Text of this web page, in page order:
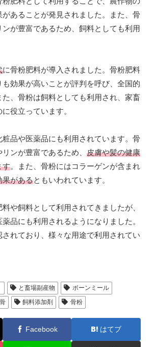
あることが発見されました。また、骨
が豊富であるため、飼料としても利用
に骨粉肥料が導入されました。骨粉肥料
効果が高いことが評判を呼び、全国的
、骨粉は飼料としても利用され、家畜
役立っています。
品や医薬品にも利用されています。骨
ンが豊富であるため、 皮膚や髪の健康
す。また、骨粉にはコラーゲンが含まれ
果があるともいわれています。
や飼料として利用されてきましたが、
品にも利用されるようになりました。
れており、様々な用途で利用されてい
と畜場副産物
ボーンミール
飼料添加剤 骨粉
Facebook はてブ